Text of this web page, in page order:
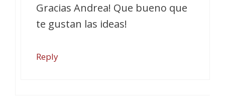
Gracias Andrea! Que bueno que
te gustan las ideas!
Reply